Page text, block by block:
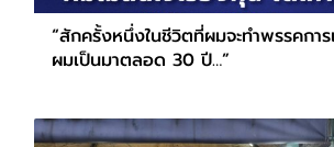
“สักครั้งหนึ่งในชีวิตที่ผมจะทำพรรคกา
ผมเป็นมาตลอด 30 ปี…”